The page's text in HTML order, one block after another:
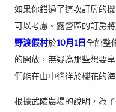
如果你錯過了這次訂房的
可以考慮。露營區的訂房
野渡假村於10月1日全館整
的開放，無疑為那些想要
們能在山中徜徉於櫻花的海
根據武陵農場的說明，為